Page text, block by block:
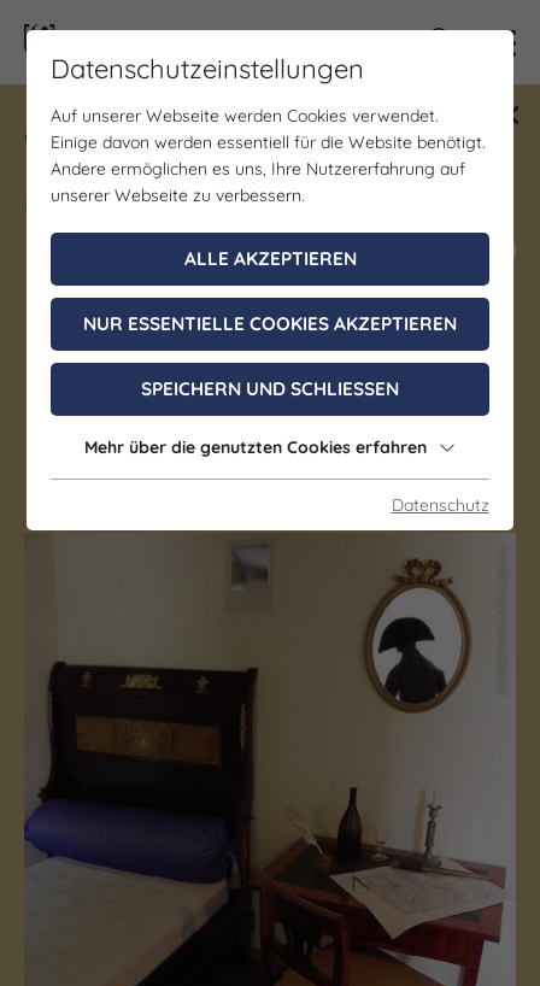
Gewinne ein Blind Date mit Saale-
Unstrut! Teilnahme vom 1.7. - 18.12.
möglich.
Jetzt mitmachen
Heimatstube & Napoleon
Zimmer Eckartsberga
Eckartsberga
Datenschutzeinstellungen
Auf unserer Webseite werden Cookies verwendet.
Einige davon werden essentiell für die Website benötigt.
Andere ermöglichen es uns, Ihre Nutzererfahrung auf
unserer Webseite zu verbessern.
ALLE AKZEPTIEREN
NUR ESSENTIELLE COOKIES AKZEPTIEREN
SPEICHERN UND SCHLIESSEN
Mehr über die genutzten Cookies erfahren
Datenschutz